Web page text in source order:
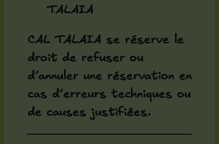
TALAIA
CAL TALAIA se réserve le
droit de refuser ou
d’annuler une réservation en
cas d’erreurs techniques ou
de causes justifiées.